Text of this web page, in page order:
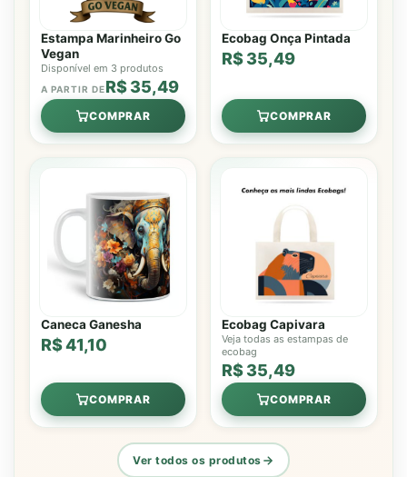
Estampa Marinheiro Go
Vegan
Disponível em 3 produtos
A PARTIR DER$ 35,49
COMPRAR
Ecobag Onça Pintada
R$ 35,49
COMPRAR
Caneca Ganesha
R$ 41,10
COMPRAR
Ecobag Capivara
Veja todas as estampas de
ecobag
R$ 35,49
COMPRAR
Ver todos os produtos